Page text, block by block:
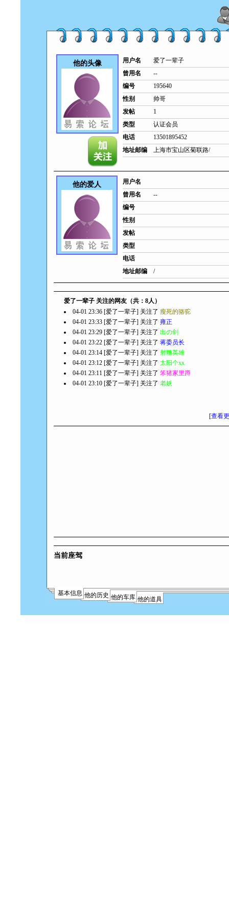
他的头像 用户名
爱了一辈子
曾用名
--
编号
195640
性别
帅哥
发帖
1
类型
认证会员
电话
13501895452
地址邮编
上海市宝山区菊联路/
他的爱人
用户名
曾用名
--
编号
性别
发帖
类型
电话
地址邮编
/
爱了一辈子 关注的网友（共：8人）
04-01 23:36 [爱了一辈子] 关注了 瘦死的骆驼
04-01 23:33 [爱了一辈子] 关注了 雍正
04-01 23:29 [爱了一辈子] 关注了 出の剑
04-01 23:22 [爱了一辈子] 关注了 蒋委员长
04-01 23:14 [爱了一辈子] 关注了 射雕英雄
04-01 23:12 [爱了一辈子] 关注了 太阳个xx
04-01 23:11 [爱了一辈子] 关注了 笨猪家里蹲
04-01 23:10 [爱了一辈子] 关注了 老妖
[查看
当前座驾
基本信息 他的历史 他的车库 他的道具